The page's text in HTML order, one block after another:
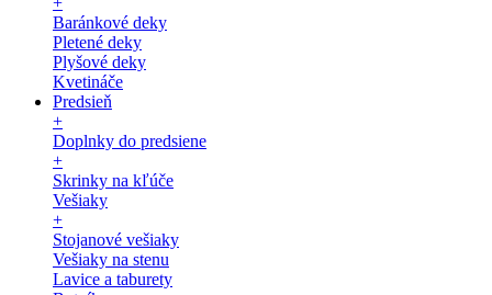
Baránkové deky
Pletené deky
Plyšové deky
Kvetináče
Predsieň
+
Doplnky do predsiene
+
Skrinky na kľúče
Vešiaky
+
Stojanové vešiaky
Vešiaky na stenu
Lavice a taburety